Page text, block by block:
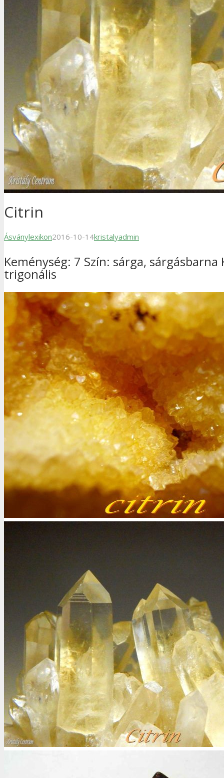
Citrin
Ásványlexikon2016-10-14kristalyadmin
Keménység: 7 Szín: sárga,
trigonális